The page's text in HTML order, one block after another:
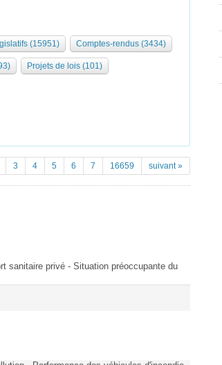
(15951) Comptes-rendus (3434)
Projets de lois (101)
3 4 5 6 7 16659 suivant »
sanitaire privé - Situation préoccupante du